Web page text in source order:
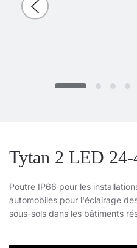
Tytan 2 LED
Poutre IP66 pour les
automobiles pour l'éclairage
sous-sols dans les bâtiments